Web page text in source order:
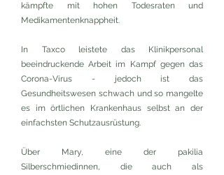
kämpfte mit hohen Todesraten und
Medikamentenknappheit.
In Taxco leistete das Klinikpersonal
beeindruckende Arbeit im Kampf gegen das
Corona-Virus - jedoch ist das
Gesundheitswesen schwach und so mangelte
es im örtlichen Krankenhaus selbst an der
einfachsten Schutzausrüstung.
Über Mary, eine der pakilia
Silberschmiedinnen, die auch als